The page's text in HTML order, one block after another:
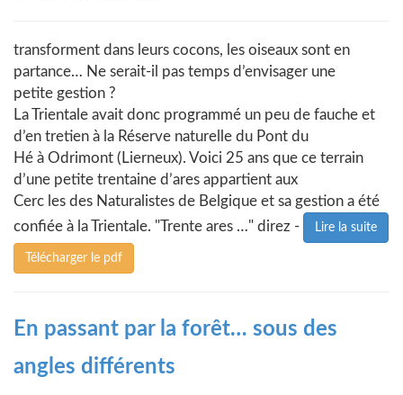
transforment dans leurs cocons, les oiseaux sont en
partance… Ne serait-il pas temps d’envisager une
petite gestion ?
La Trientale avait donc programmé un peu de fauche et
d’en tretien à la Réserve naturelle du Pont du
Hé à Odrimont (Lierneux). Voici 25 ans que ce terrain
d’une petite trentaine d’ares appartient aux
Cerc les des Naturalistes de Belgique et sa gestion a été
confiée à la Trientale. "Trente ares …" direz -
Lire la suite
Télécharger le pdf
En passant par la forêt… sous des
angles différents